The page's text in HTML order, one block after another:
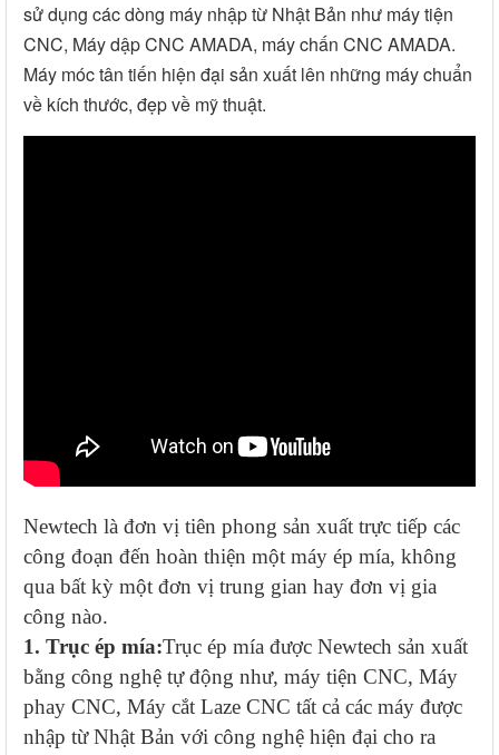
sử dụng các dòng máy nhập từ Nhật Bản như máy tiện
CNC, Máy dập CNC AMADA, máy chấn CNC AMADA.
Máy móc tân tiến hiện đại sản xuất lên những máy chuẩn
về kích thước, đẹp về mỹ thuật.
Newtech là đơn vị tiên phong sản xuất trực tiếp các
công đoạn đến hoàn thiện một máy ép mía, không
qua bất kỳ một đơn vị trung gian hay đơn vị gia
công nào.
1. Trục ép mía:Trục ép mía được Newtech sản xuất
bằng công nghệ tự động như, máy tiện CNC, Máy
phay CNC, Máy cắt Laze CNC tất cả các máy được
nhập từ Nhật Bản với công nghệ hiện đại cho ra